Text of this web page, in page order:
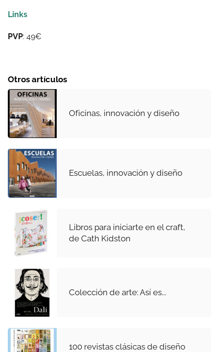
Links
PVP: 49€
Otros artículos
Oficinas, innovación y diseño
Escuelas, innovación y diseño
Libros para iniciarte en el craft,
de Cath Kidston
Colección de arte: Así es...
100 revistas clásicas de diseño